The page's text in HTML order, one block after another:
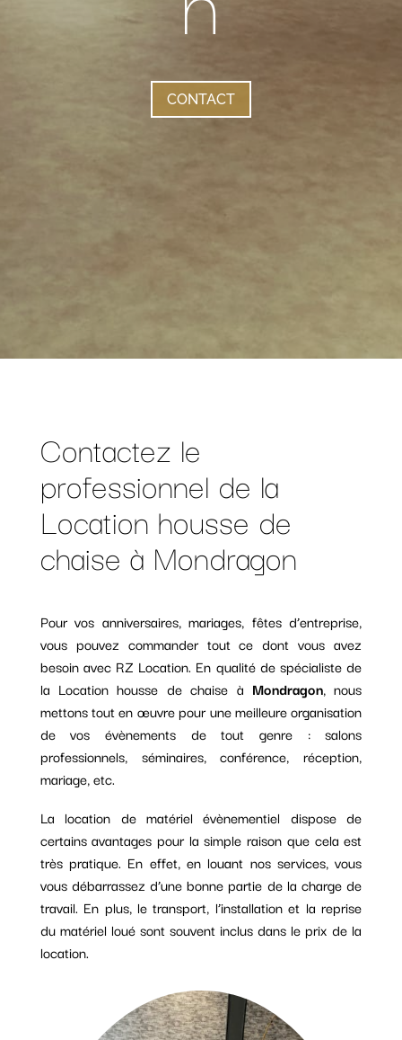
CONTACT
Contactez le
professionnel de la
Location housse de
chaise à Mondragon
Pour vos anniversaires, mariages, fêtes d’entreprise,
vous pouvez commander tout ce dont vous avez
besoin avec RZ Location. En qualité de spécialiste de
la Location housse de chaise à Mondragon, nous
mettons tout en œuvre pour une meilleure organisation
de vos évènements de tout genre : salons
professionnels, séminaires, conférence, réception,
mariage, etc.
La location de matériel évènementiel dispose de
certains avantages pour la simple raison que cela est
très pratique. En effet, en louant nos services, vous
vous débarrassez d’une bonne partie de la charge de
travail. En plus, le transport, l’installation et la reprise
du matériel loué sont souvent inclus dans le prix de la
location.